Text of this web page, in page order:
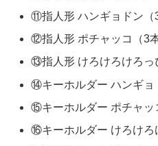
⑪指人形 ハンギョドン（3
⑫指人形 ポチャッコ（3本
⑬指人形 けろけろけろっ
⑭キーホルダー ハンギョ
⑮キーホルダー ポチャッ
⑯キーホルダー けろけろ